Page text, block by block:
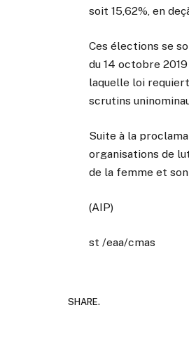
soit 15,62%, en
Ces élections se
du 14 octobre
laquelle loi
scrutins
Suite à la
organisations de
de la femme et
(AIP)
st /eaa/cmas
SHARE.